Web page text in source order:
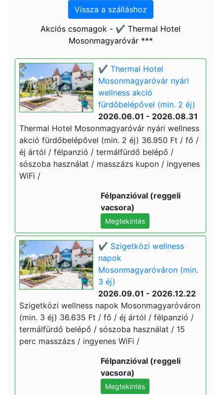
Vissza a szálláshoz
Akciós csomagok - ✔️ Thermal Hotel
Mosonmagyaróvár ***
✔️ Thermal Hotel
Mosonmagyaróvár nyári
wellness akció
fürdőbelépővel (min. 2 éj)
2026.06.01 - 2026.08.31
Thermal Hotel Mosonmagyaróvár nyári wellness
akció fürdőbelépővel (min. 2 éj) 36.950 Ft / fő /
éj ártól / félpanzió / termálfürdő belépő /
sószoba használat / masszázs kupon / ingyenes
WiFi /
Félpanzióval (reggeli
vacsora)
Megtekintés
✔️ Szigetközi wellness
napok
Mosonmagyaróváron (min.
3 éj)
2026.09.01 - 2026.12.22
Szigetközi wellness napok Mosonmagyaróváron
(min. 3 éj) 36.635 Ft / fő / éj ártól / félpanzió /
termálfürdő belépő / sószoba használat / 15
perc masszázs / ingyenes WiFi /
Félpanzióval (reggeli
vacsora)
Megtekintés